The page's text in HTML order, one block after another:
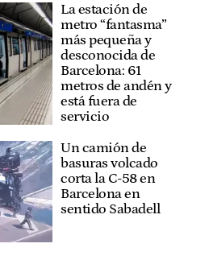
La estación de
metro “fantasma”
más pequeña y
desconocida de
Barcelona: 61
metros de andén y
está fuera de
servicio
Un camión de
basuras volcado
corta la C-58 en
Barcelona en
sentido Sabadell